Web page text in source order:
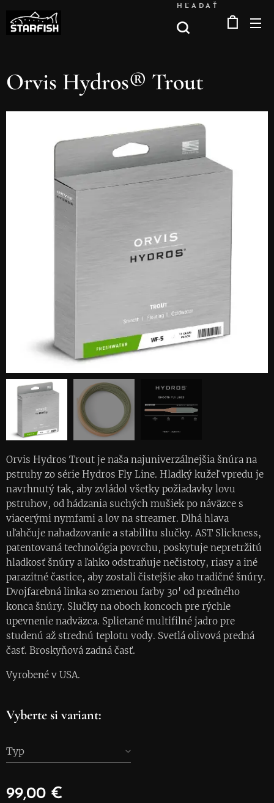
HĽADAŤ
Orvis Hydros® Trout
Orvis Hydros Trout je naša najuniverzálnejšia šnúra na
pstruhy zo série Hydros Fly Line. Hladký kužeľ vpredu je
navrhnutý tak, aby zvládol všetky požiadavky lovu
pstruhov, od hádzania suchých mušiek po náväzce s
viacerými nymfami a lov na streamer. Dlhá hlava
uľahčuje nahadzovanie a stabilitu slučky. AST Slickness,
patentovaná technológia povrchu, poskytuje nepretržitú
hladkosť šnúry a ľahko odstraňuje nečistoty, riasy a iné
parazitné častice, aby zostali čistejšie ako tradičné šnúry.
Dvojfarebná linka so zmenou farby 30' od predného
konca šnúry. Slučky na oboch koncoch pre rýchle
upevnenie nadväzca. Splietané multifilné jadro pre
studenú až strednú teplotu vody. Svetlá olivová predná
časť. Broskyňová zadná časť.
Vyrobené v USA.
Vyberte si variant:
Typ
99,00 €